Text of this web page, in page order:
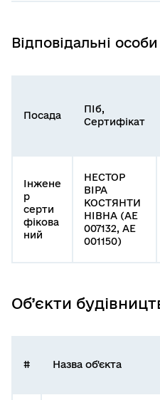
Відповідальні особи
Посада
ПІб,
Сертифікат
Інжене
р
серти
фікова
ний
НЕСТОР
ВІРА
КОСТЯНТИ
НІВНА (АЕ
007132, АЕ
001150)
Об’єкти
# Назва об'єкта